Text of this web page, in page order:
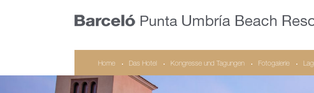
Home Das Hotel Kongresse und Tagungen Fotogalerie